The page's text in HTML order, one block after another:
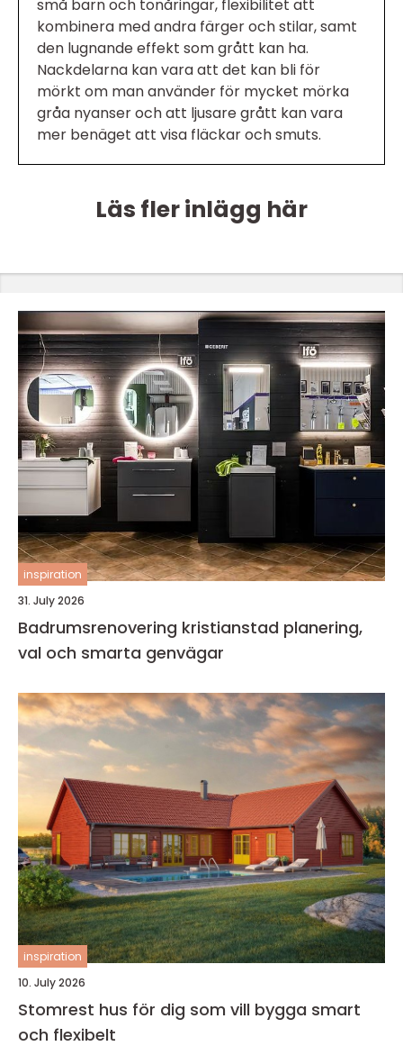
små barn och tonåringar, flexibilitet att
kombinera med andra färger och stilar, samt
den lugnande effekt som grått kan ha.
Nackdelarna kan vara att det kan bli för
mörkt om man använder för mycket mörka
gråa nyanser och att ljusare grått kan vara
mer benäget att visa fläckar och smuts.
Läs fler inlägg här
inspiration
31. July 2026
Badrumsrenovering kristianstad planering,
val och smarta genvägar
inspiration
10. July 2026
Stomrest hus för dig som vill bygga smart
och flexibelt